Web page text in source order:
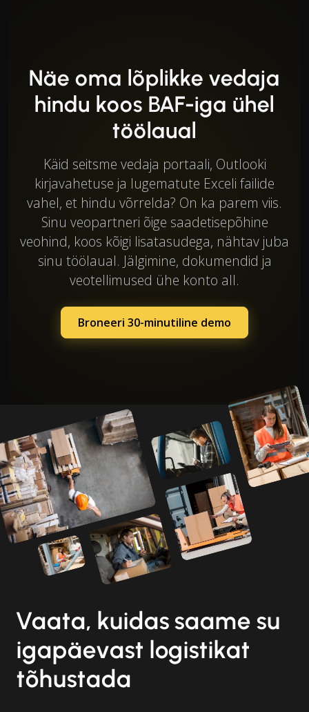
Näe oma lõplikke vedaja
hindu koos BAF-iga ühel
töölaual
Käid seitsme vedaja portaali, Outlooki
kirjavahetuse ja lugematute Exceli failide
vahel, et hindu võrrelda? On ka parem viis.
Sinu veopartneri õige saadetisepõhine
veohind, koos kõigi lisatasudega, nähtav juba
sinu töölaual. Jälgimine, dokumendid ja
veotellimused ühe konto all.
Broneeri 30-minutiline demo
Vaata, kuidas saame su
igapäevast logistikat
tõhustada